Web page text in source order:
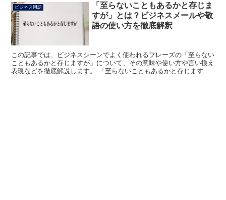
ビジネス用語
「至らないこともあるかと存じま
すが」とは？ビジネスメールや敬
語の使い方を徹底解釈
この記事では、ビジネスシーンでよく使われるフレーズの「至らない
こともあるかと存じますが」について、その意味や使い方や言い換え
表現などを徹底解説します。 「至らないこともあるかと存じます